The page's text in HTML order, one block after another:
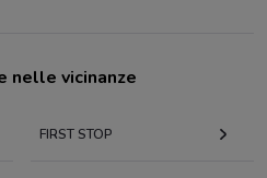
nelle vicinanze
FIRST STOP